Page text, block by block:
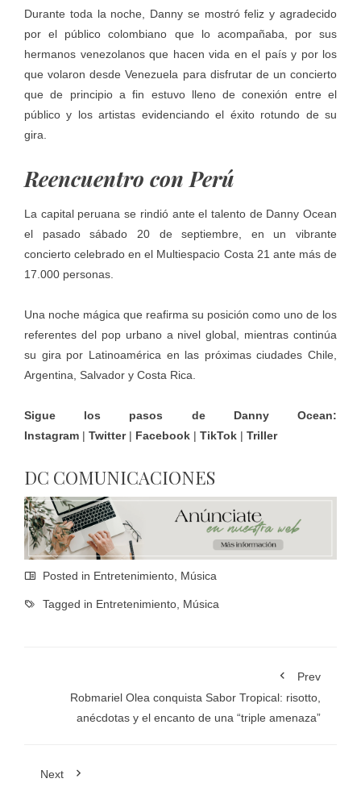
Durante toda la noche, Danny se mostró feliz y agradecido
por el público colombiano que lo acompañaba, por sus
hermanos venezolanos que hacen vida en el país y por los
que volaron desde Venezuela para disfrutar de un concierto
que de principio a fin estuvo lleno de conexión entre el
público y los artistas evidenciando el éxito rotundo de su
gira.
Reencuentro con Perú
La capital peruana se rindió ante el talento de Danny Ocean
el pasado sábado 20 de septiembre, en un vibrante
concierto celebrado en el Multiespacio Costa 21 ante más de
17.000 personas.
Una noche mágica que reafirma su posición como uno de los
referentes del pop urbano a nivel global, mientras continúa
su gira por Latinoamérica en las próximas ciudades Chile,
Argentina, Salvador y Costa Rica.
Sigue los pasos de Danny Ocean:
Instagram | Twitter| Facebook | TikTok | Triller
DC COMUNICACIONES
Posted in Entretenimiento Música
Tagged in Entretenimiento Música
Prev
Robmariel Olea conquista Sabor Tropical: risotto,
anécdotas y el encanto de una “triple amenaza”
Next